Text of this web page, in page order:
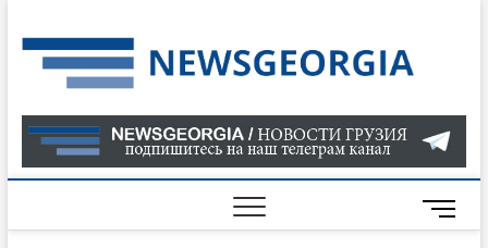
to
content
О
В
ГРУЗИИ
M
e